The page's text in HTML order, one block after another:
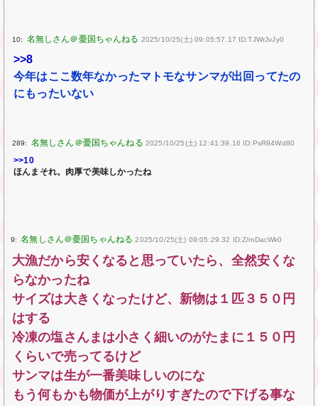
10: 2025/10/25(土) 09:05:57.17 ID:TJWrJvJy0
>>8
今年はここ数年なかったマトモなサンマが出回ってたの
にもったいない
289: 2025/10/25(土) 12:41:39.16 ID:PsR94Wd80
>>10
ほんまそれ。肉厚で美味しかったね
9: 2025/10/25(土) 09:05:29.32 ID:Z/mDacWk0
大漁だから安くなると思っていたら、全然安くな
らなかったね
サイズは大きくなったけど、新物は１匹３５０円
はする
冷凍の塩さんまは小さく細いのがたまに１５０円
くらいで売ってるけど
サンマは生が一番美味しいのにな
もう何もかも物価が上がりすぎたので下げる事な